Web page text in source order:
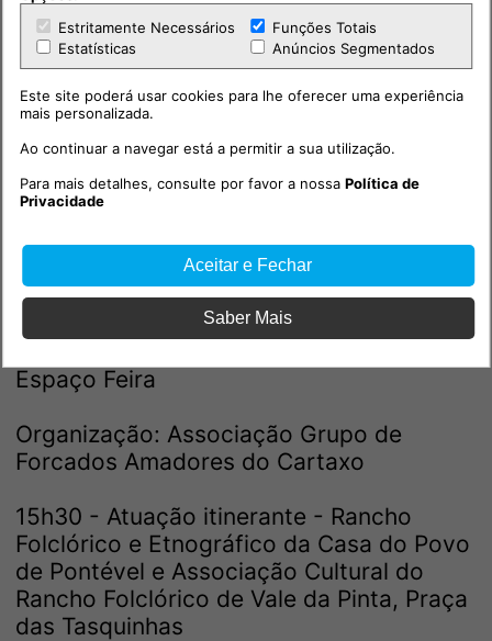
2 de novembro, domingo
Irene Gabirro, Espaço ExpoCartaxo
Atividade para jovens e crianças
Inscrições prévias até 29 de outubro:
biblioteca@cm-cartaxo.pt / 243 700 281
Espaço Feira
Organização: Associação Grupo de
Forcados Amadores do Cartaxo
15h30 - Atuação itinerante - Rancho
Folclórico e Etnográfico da Casa do Povo
de Pontével e Associação Cultural do
Rancho Folclórico de Vale da Pinta, Praça
das Tasquinhas
Estritamente Necessários
Funções Totais
Estatísticas
Anúncios Segmentados
Este site poderá usar cookies para lhe oferecer uma experiência
mais personalizada.
Ao continuar a navegar está a permitir a sua utilização.
Para mais detalhes, consulte por favor a nossaPolítica de
Privacidade
Aceitar e Fechar
Saber Mais